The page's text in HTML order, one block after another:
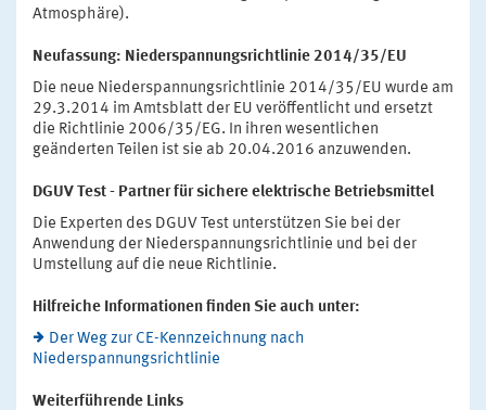
Atmosphäre).
Neufassung: Niederspannungsrichtlinie 2014/35/EU
Die neue Niederspannungsrichtlinie 2014/35/EU wurde am
29.3.2014 im Amtsblatt der EU veröffentlicht und ersetzt
die Richtlinie 2006/35/EG. In ihren wesentlichen
geänderten Teilen ist sie ab 20.04.2016 anzuwenden.
DGUV Test - Partner für sichere elektrische Betriebsmittel
Die Experten des DGUV Test unterstützen Sie bei der
Anwendung der Niederspannungsrichtlinie und bei der
Umstellung auf die neue Richtlinie.
Hilfreiche Informationen finden Sie auch unter:
Der Weg zur CE-Kennzeichnung nach
Niederspannungsrichtlinie
Weiterführende Links